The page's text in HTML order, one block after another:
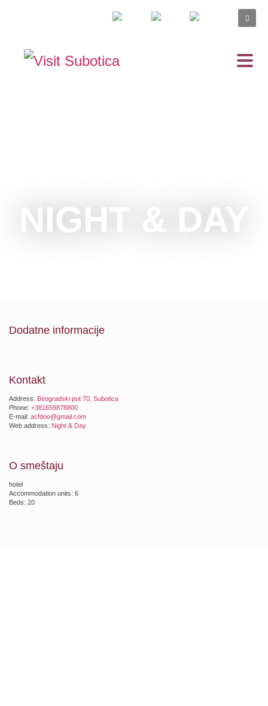
NIGHT & DAY
Dodatne informacije
Kontakt
Address: Beogradski put 70, Subotica
Phone: +381659878800
E-mail: acfdoo@gmail.com
Web address: Night & Day
O smeštaju
hotel
Accommodation units: 6
Beds: 20